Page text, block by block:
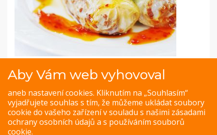
Fotopostup: Křupavé závitky z rýžového těsta
Připravit si je můžete i doma. Rýžové placky dostanete ve
specializovaných obchodech s asijskými potravinami nebo
ve velkých supermarketech.
Aby Vám web vyhovoval
aneb nastavení cookies. Kliknutím na „Souhlasím“
vyjadřujete souhlas s tím, že můžeme ukládat soubory
cookie do vašeho zařízení v souladu s našimi zásadami
ochrany osobních údajů a s používáním souborů
cookie.